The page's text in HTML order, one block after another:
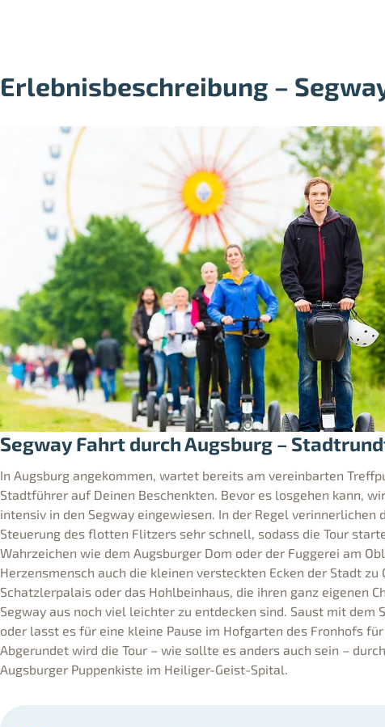
Erlebnisbeschreibung –
Segway Fahrt durch Augsburg –
In Augsburg angekommen, wartet bereits am vereinbarten
Stadtführer auf Deinen Beschenkten. Bevor es losgehen kann,
intensiv in den Segway eingewiesen. In der Regel verinnerlichen
Steuerung des flotten Flitzers sehr schnell, sodass die Tour
Wahrzeichen wie dem Augsburger Dom oder der Fuggerei am
Herzensmensch auch die kleinen versteckten Ecken der Stadt zu
Schatzlerpalais oder das Hohlbeinhaus, die ihren ganz eigenen
Segway aus noch viel leichter zu entdecken sind. Saust mit dem
oder lasst es für eine kleine Pause im Hofgarten des Fronhofs
Abgerundet wird die Tour – wie sollte es anders auch sein –
Augsburger Puppenkiste im Heiliger-Geist-Spital.